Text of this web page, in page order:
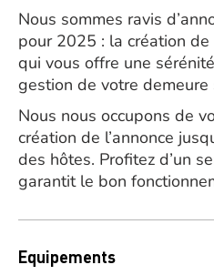
Nous sommes ravis
pour 2025 : la création de
qui vous offre une
gestion de votre demeure
Nous nous occupons de
création de l’annonce
des hôtes. Profitez d’un
garantit le bon
Equipements